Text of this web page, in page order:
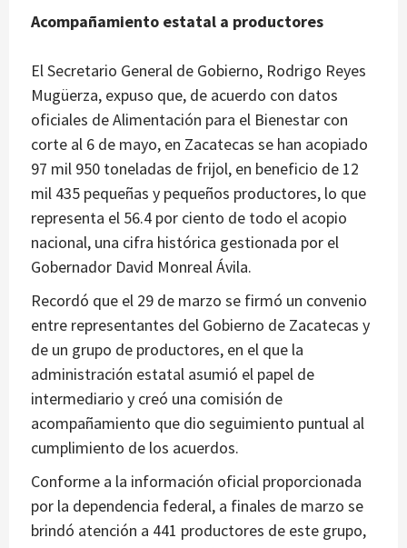
Acompañamiento estatal a productores
El Secretario General de Gobierno, Rodrigo Reyes
Mugüerza, expuso que, de acuerdo con datos
oficiales de Alimentación para el Bienestar con
corte al 6 de mayo, en Zacatecas se han acopiado
97 mil 950 toneladas de frijol, en beneficio de 12
mil 435 pequeñas y pequeños productores, lo que
representa el 56.4 por ciento de todo el acopio
nacional, una cifra histórica gestionada por el
Gobernador David Monreal Ávila.
Recordó que el 29 de marzo se firmó un convenio
entre representantes del Gobierno de Zacatecas y
de un grupo de productores, en el que la
administración estatal asumió el papel de
intermediario y creó una comisión de
acompañamiento que dio seguimiento puntual al
cumplimiento de los acuerdos.
Conforme a la información oficial proporcionada
por la dependencia federal, a finales de marzo se
brindó atención a 441 productores de este grupo,